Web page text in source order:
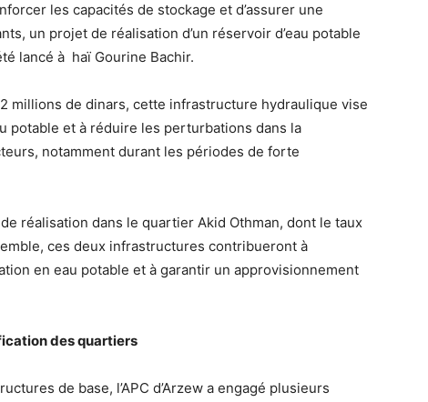
les capacités de stockage et d’assurer une
un projet de réalisation d’un réservoir d’eau potable
lancé à haï Gourine Bachir.
millions de dinars, cette infrastructure hydraulique vise
potable et à réduire les perturbations dans la
notamment durant les périodes de forte
réalisation dans le quartier Akid Othman, dont le taux
ces deux infrastructures contribueront à
en eau potable et à garantir un approvisionnement
des quartiers
de base, l’APC d’Arzew a engagé plusieurs